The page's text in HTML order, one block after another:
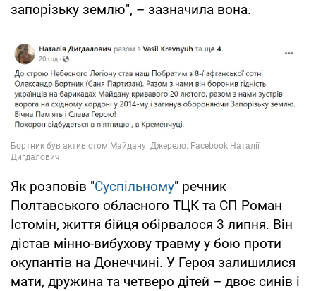
запорізьку землю", – зазначила вона.
Як розповів "Суспільному" речник
Полтавського обласного ТЦК та СП Роман
Істомін, життя бійця обірвалося 3 липня. Він
дістав мінно-вибухову травму у бою проти
окупантів на Донеччині. У Героя залишилися
мати, дружина та четверо дітей – двоє синів і